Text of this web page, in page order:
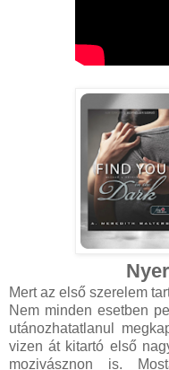
Mert az első szerelem
Nem minden esetben
utánozhatatlanul
vizen át kitartó első
mozivásznon is.